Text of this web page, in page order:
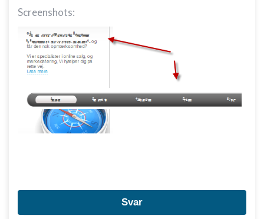
Screenshots:
Svar